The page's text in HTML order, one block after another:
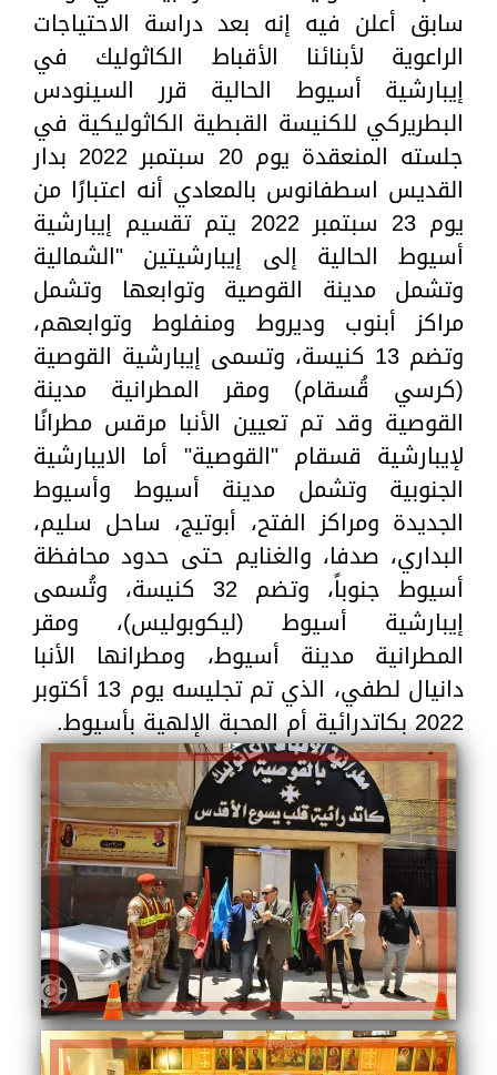
سابق أعلن فيه إنه بعد دراسة الاحتياجات
الراعوية لأبنائنا الأقباط الكاثوليك في
إيبارشية أسيوط الحالية قرر السينودس
البطريركي للكنيسة القبطية الكاثوليكية في
جلسته المنعقدة يوم 20 سبتمبر 2022 بدار
القديس اسطفانوس بالمعادي أنه اعتبارًا من
يوم 23 سبتمبر 2022 يتم تقسيم إيبارشية
أسيوط الحالية إلى إيبارشيتين "الشمالية
وتشمل مدينة القوصية وتوابعها وتشمل
مراكز أبنوب وديروط ومنفلوط وتوابعهم،
وتضم 13 كنيسة، وتسمى إيبارشية القوصية
(كرسي قُسقام) ومقر المطرانية مدينة
القوصية وقد تم تعيين الأنبا مرقس مطرانًا
لإيبارشية قسقام "القوصية" أما الايبارشية
الجنوبية وتشمل مدينة أسيوط وأسيوط
الجديدة ومراكز الفتح، أبوتيج، ساحل سليم،
البداري، صدفا، والغنايم حتى حدود محافظة
أسيوط جنوباً، وتضم 32 كنيسة، وتُسمى
إيبارشية أسيوط (ليكوبوليس)، ومقر
المطرانية مدينة أسيوط، ومطرانها الأنبا
دانيال لطفي، الذي تم تجليسه يوم 13 أكتوبر
2022 بكاتدرائية أم المحبة الإلهية بأسيوط.